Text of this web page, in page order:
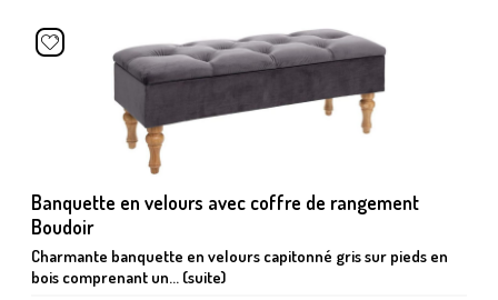
Banquette en velours avec coffre de rangement
Boudoir
Charmante banquette en velours capitonné gris sur pieds en
bois comprenant un... (suite)